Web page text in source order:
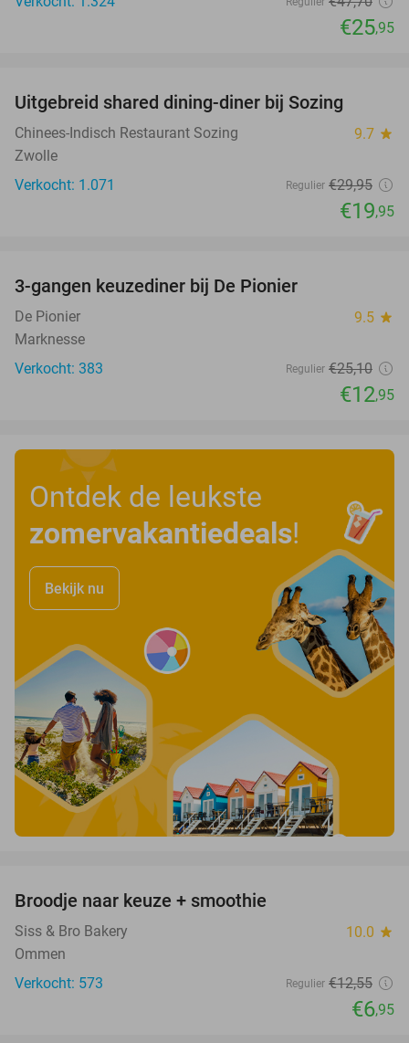
€25,95
Uitgebreid shared dining-diner bij Sozing
Chinees-Indisch Restaurant Sozing 9.7 star
Zwolle
Verkocht: 1.071
Regulier €29,95
€19,95
3-gangen keuzediner bij De Pionier
De Pionier 9.5 star
Marknesse
Verkocht: 383
Regulier €25,10
€12,95
Ontdek de leukste
zomervakantiedeals!
Bekijk nu
Broodje naar keuze + smoothie
Siss & Bro Bakery 10.0 star
Ommen
Verkocht: 573
Regulier €12,55
€6,95